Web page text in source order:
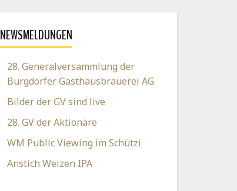
NEWSMELDUNGEN
28. Generalversammlung der
Burgdorfer Gasthausbrauerei AG
Bilder der GV sind live
28. GV der Aktionäre
WM Public Viewing im Schützi
Anstich Weizen IPA